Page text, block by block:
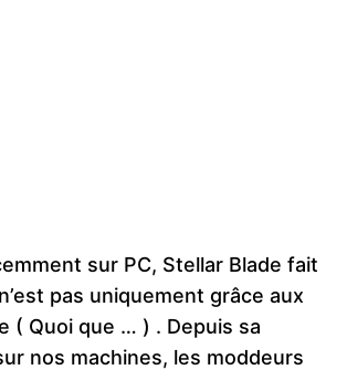
sur PC, Stellar Blade fait
pas uniquement grâce aux
( Quoi que … ) . Depuis sa
nos machines, les moddeurs